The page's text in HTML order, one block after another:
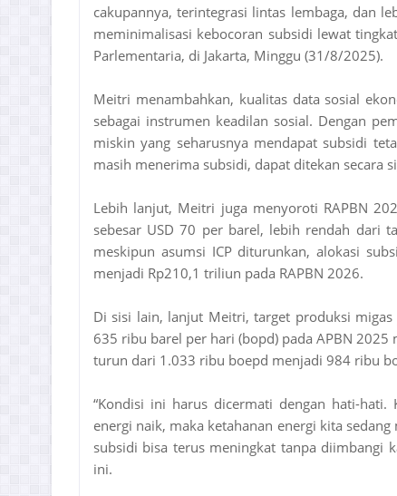
cakupannya, terintegrasi lintas lembaga, dan
meminimalisasi kebocoran subsidi lewat
Parlementaria, di Jakarta, Minggu (31/8/2025).
Meitri menambahkan, kualitas data sosial
sebagai instrumen keadilan sosial. Dengan
miskin yang seharusnya mendapat subsidi
masih menerima subsidi, dapat ditekan secara
Lebih lanjut, Meitri juga menyoroti RAPBN
sebesar USD 70 per barel, lebih rendah dari
meskipun asumsi ICP diturunkan, alokasi
menjadi Rp210,1 triliun pada RAPBN 2026.
Di sisi lain, lanjut Meitri, target produksi
635 ribu barel per hari (bopd) pada APBN
turun dari 1.033 ribu boepd menjadi 984 ribu
“Kondisi ini harus dicermati dengan hati-
energi naik, maka ketahanan energi kita
subsidi bisa terus meningkat tanpa diimbangi
ini.